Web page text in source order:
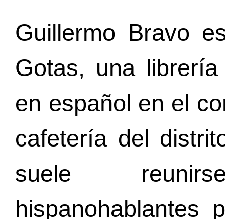
Guillermo Bravo
Gotas, una
en español en el
cafetería del
suele
hispanohablantes